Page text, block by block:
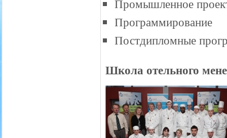
Промышленное
Программирование
Постдипломные
Школа отельного